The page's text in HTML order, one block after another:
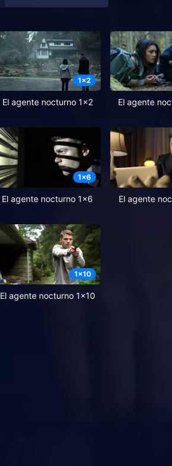
1x2
El agente nocturno 1x2 El agente
1x6
El agente nocturno 1x6 El agente
1x10
El agente nocturno 1x10